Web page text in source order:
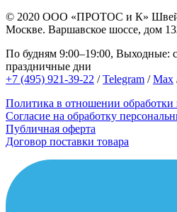
© 2020 ООО «ПРОТОС и К»
Москве. Варшавское шоссе, дом
По будням 9:00–19:00, Выходные:
праздничные дни
+7 (495) 921-39-22 /Telegram /Max
Политика в отношении
Согласие на обработку
Публичная оферта
Договор поставки товара